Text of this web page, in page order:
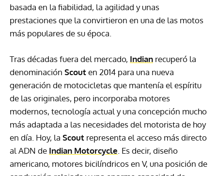
basada en la fiabilidad, la agilidad y unas
prestaciones que la convirtieron en una de las motos
más populares de su época.
Tras décadas fuera del mercado, Indian recuperó la
denominación Scouten 2014 para una nueva
generación de motocicletas que mantenía el espíritu
de las originales, pero incorporaba motores
modernos, tecnología actual y una concepción mucho
más adaptada a las necesidades del motorista de hoy
en día. Hoy, la Scout representa el acceso más directo
al ADN de Indian Motorcycle . Es decir, diseño
americano, motores bicilíndricos en V, una posición de